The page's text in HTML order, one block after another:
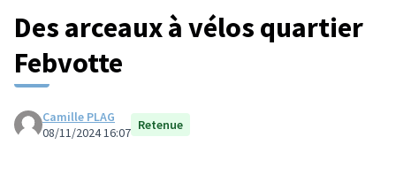
Des arceaux à vélos quartier
Febvotte
Camille PLAG
08/11/2024 16:07 Retenue